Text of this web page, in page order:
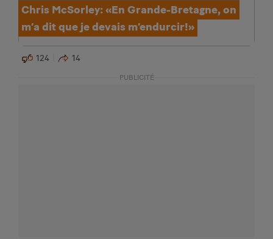
Chris McSorley: «En Grande-Bretagne, on
m’a dit que je devais m’endurcir!»
124 14
PUBLICITÉ